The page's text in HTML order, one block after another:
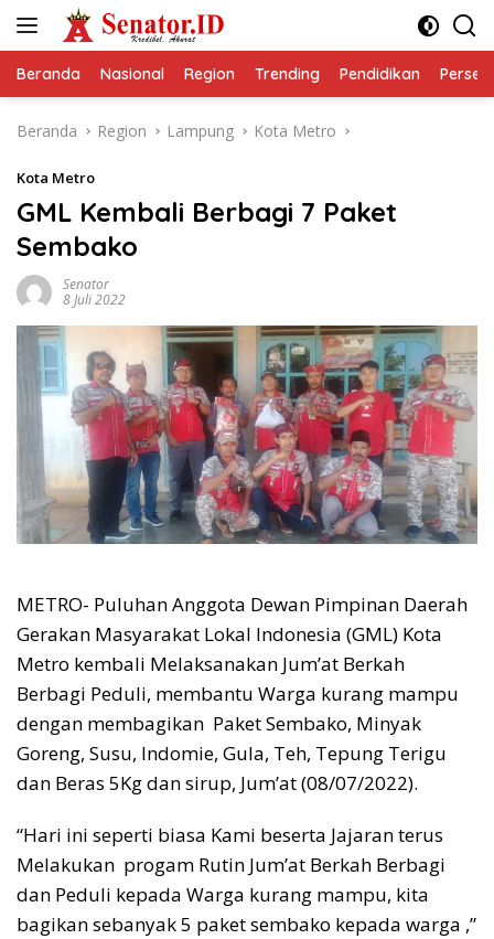
Beranda Nasional Region Trending Pendidikan
Beranda Region Lampung Kota Metro
Kota Metro
GML Kembali Berbagi 7 Paket
Sembako
Senator
8 Juli 2022
METRO- Puluhan Anggota Dewan Pimpinan Daerah
Gerakan Masyarakat Lokal Indonesia (GML) Kota
Metro kembali Melaksanakan Jum’at Berkah
Berbagi Peduli, membantu Warga kurang mampu
dengan membagikan Paket Sembako, Minyak
Goreng, Susu, Indomie, Gula, Teh, Tepung Terigu
dan Beras 5Kg dan sirup, Jum’at (08/07/2022).
“Hari ini seperti biasa Kami beserta Jajaran terus
Melakukan progam Rutin Jum’at Berkah Berbagi
dan Peduli kepada Warga kurang mampu, kita
bagikan sebanyak 5 paket sembako kepada warga ,”